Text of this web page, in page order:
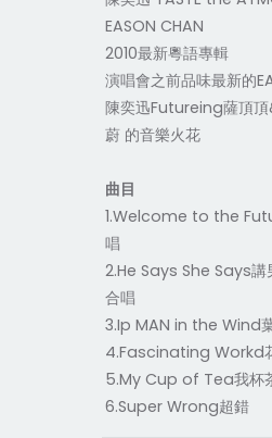
EASON CHAN
2010最新粵語專輯
演唱會之前品味最新的
陳奕迅Futureing薩頂
蔚 的音樂火花
曲目
1.Welcome to the
唱
2.He Says She Says講
合唱
3.Ip MAN in the Wind
4.Fascinating Workd
5.My Cup of Tea我杯
6.Super Wrong超錯